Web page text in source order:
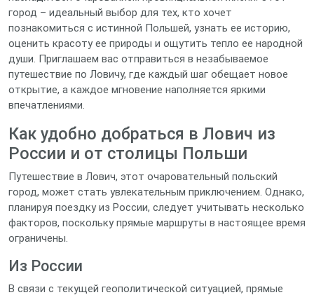
город – идеальный выбор для тех, кто хочет
познакомиться с истинной Польшей, узнать ее историю,
оценить красоту ее природы и ощутить тепло ее народной
души. Приглашаем вас отправиться в незабываемое
путешествие по Ловичу, где каждый шаг обещает новое
открытие, а каждое мгновение наполняется яркими
впечатлениями.
Как удобно добраться в Лович из
России и от столицы Польши
Путешествие в Лович, этот очаровательный польский
город, может стать увлекательным приключением. Однако,
планируя поездку из России, следует учитывать несколько
факторов, поскольку прямые маршруты в настоящее время
ограничены.
Из России
В связи с текущей геополитической ситуацией, прямые